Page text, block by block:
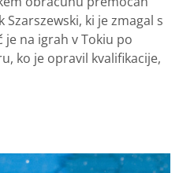
ki je zmagal s
je na igrah v Tokiu po
ko je opravil kvalifikacije,